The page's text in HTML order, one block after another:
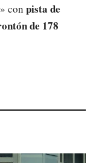
» con pista de
de 178